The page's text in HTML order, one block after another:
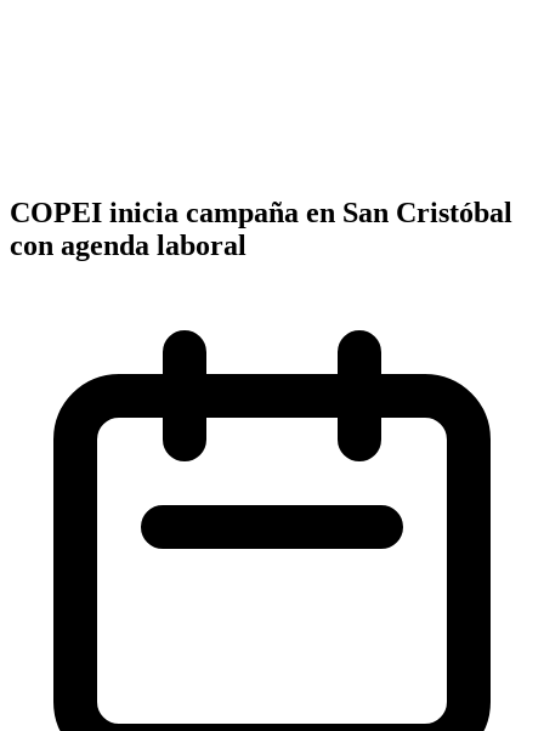
COPEI inicia campaña en San Cristóbal
con agenda laboral